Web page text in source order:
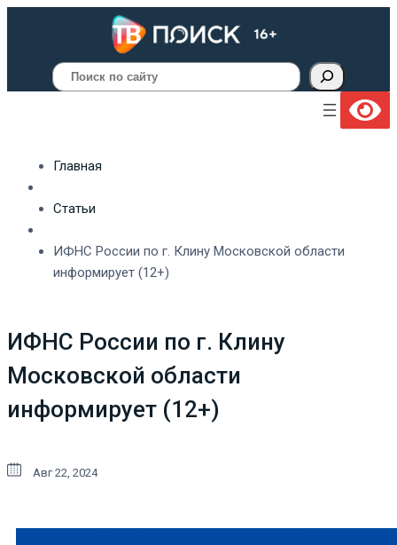
Поиск
Главная
Статьи
ИФНС России по г. Клину Московской области
информирует (12+)
ИФНС России по г. Клину
Московской области
информирует (12+)
Авг 22, 2024